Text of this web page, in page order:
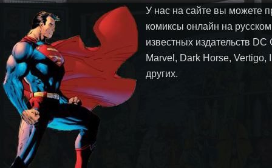
У нас на сайте вы можете
комиксы онлайн на
известных издательств DC
Marvel, Dark Horse, Vertigo,
других.